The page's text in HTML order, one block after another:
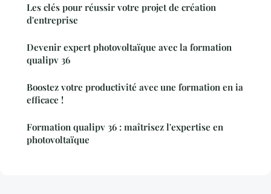
Les clés pour réussir votre projet de création
d'entreprise
Devenir expert photovoltaïque avec la formation
qualipv 36
Boostez votre productivité avec une formation en ia
efficace !
Formation qualipv 36 : maîtrisez l'expertise en
photovoltaïque